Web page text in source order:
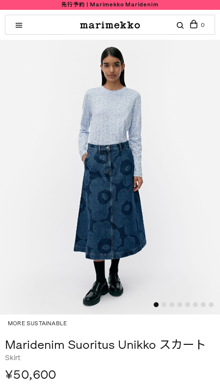
先行予約 | Marimekko Maridenim
0
MORE SUSTAINABLE
Maridenim Suoritus Unikko スカート
Skirt
¥50,600